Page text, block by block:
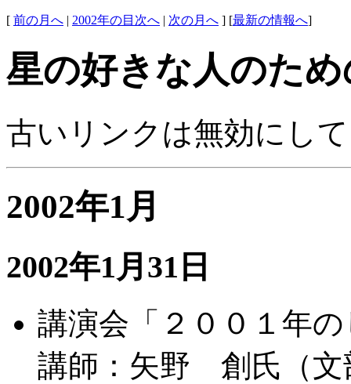
[ 前の月へ | 2002年の目次へ | 次の月へ ] [最新の情報へ]
星の好きな人のた
古いリンクは無効にし
2002年1月
2002年1月31日
講演会「２００１年
講師：矢野 創氏（